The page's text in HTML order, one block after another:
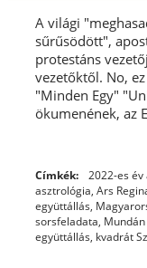
A világi
sűrűsödött",
protestáns
vezetőktől. No,
"Minden Egy"
ökumenének, az
Címkék: 2022-es
asztrológia, Ars
együttállás,
sorsfeladata,
együttállás, kvadrát